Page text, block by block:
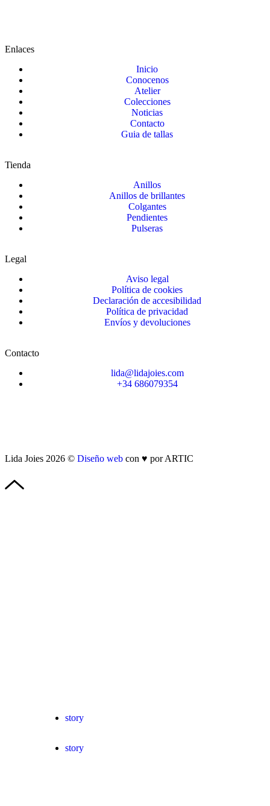
Enlaces
Inicio
Conocenos
Atelier
Colecciones
Noticias
Contacto
Guia de tallas
Tienda
Anillos
Anillos de brillantes
Colgantes
Pendientes
Pulseras
Legal
Aviso legal
Política de cookies
Declaración de accesibilidad
Política de privacidad
Envíos y devoluciones
Contacto
lida@lidajoies.com
+34 686079354
Lida Joies 2026 © Diseño web con ♥️ por ARTIC
story
story